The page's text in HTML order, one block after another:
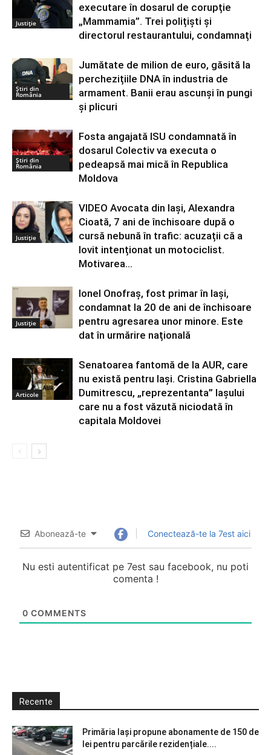
Justiție
executare în dosarul de corupție
„Mammamia”. Trei polițiști și
directorul restaurantului, condamnați
Știri din
România
Jumătate de milion de euro, găsită la
perchezițiile DNA în industria de
armament. Banii erau ascunși în pungi
și plicuri
Știri din
România
Fosta angajată ISU condamnată în
dosarul Colectiv va executa o
pedeapsă mai mică în Republica
Moldova
Justiție
VIDEO Avocata din Iași, Alexandra
Cioată, 7 ani de închisoare după o
cursă nebună în trafic: acuzații că a
lovit intenționat un motociclist.
Motivarea...
Justiție
Ionel Onofraș, fost primar în Iași,
condamnat la 20 de ani de închisoare
pentru agresarea unor minore. Este
dat în urmărire națională
Articole
Senatoarea fantomă de la AUR, care
nu există pentru Iași. Cristina Gabriella
Dumitrescu, „reprezentanta” Iașului
care nu a fost văzută niciodată în
capitala Moldovei
Abonează-te Conectează-te la 7est aici
Nu esti autentificat pe 7est sau facebook, nu poti
comenta !
0 COMMENTS
Recente
Primăria Iași propune abonamente de 150 de
lei pentru parcările rezidențiale....